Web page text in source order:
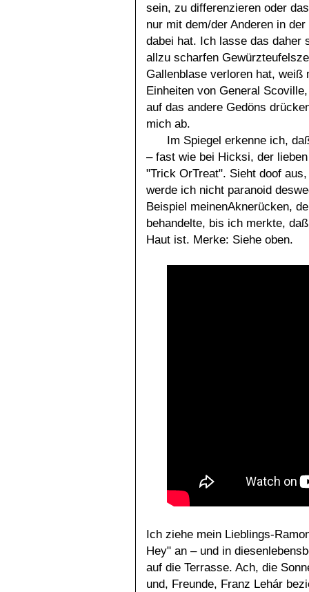
sein, zu differenzieren oder
nur mit dem/der Anderen in
dabei hat. Ich lasse das daher
allzu scharfen
Gallenblase verloren hat, weiß
Einheiten von General
auf das andere Gedöns
mich ab.
Im Spiegel erkenne ich,
– fast wie bei Hicksi, der
"Trick OrTreat". Sieht doof
werde ich nicht paranoid
Beispiel meinenAknerücken,
behandelte, bis ich merkte,
Haut ist. Merke: Siehe oben.
Ich ziehe mein Lieblings-
Hey" an – und in
auf die Terrasse. Ach, die
und, Freunde, Franz Lehár